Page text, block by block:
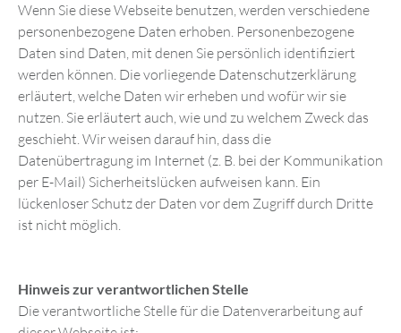
Wenn Sie diese Webseite benutzen, werden verschiedene
personenbezogene Daten erhoben. Personenbezogene
Daten sind Daten, mit denen Sie persönlich identifiziert
werden können. Die vorliegende Datenschutzerklärung
erläutert, welche Daten wir erheben und wofür wir sie
nutzen. Sie erläutert auch, wie und zu welchem Zweck das
geschieht. Wir weisen darauf hin, dass die
Datenübertragung im Internet (z. B. bei der Kommunikation
per E-Mail) Sicherheitslücken aufweisen kann. Ein
lückenloser Schutz der Daten vor dem Zugriff durch Dritte
ist nicht möglich.
Hinweis zur verantwortlichen Stelle
Die verantwortliche Stelle für die Datenverarbeitung auf